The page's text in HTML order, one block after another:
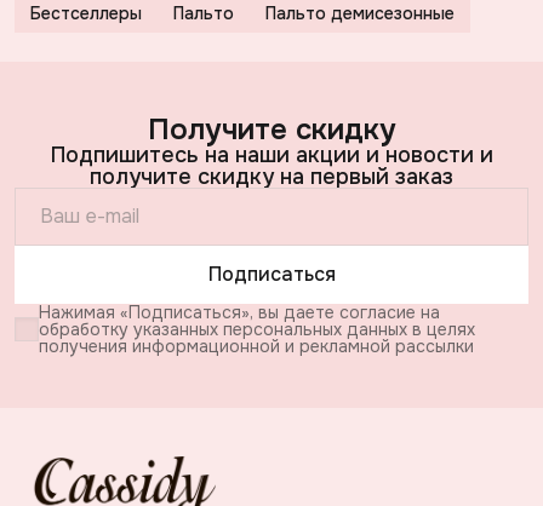
Бестселлеры Пальто Пальто демисезонные
Получите скидку
Подпишитесь на наши акции и новости и
получите скидку на первый заказ
Подписаться
Нажимая «Подписаться», вы даете согласие на
обработку указанных персональных данных в целях
получения информационной и рекламной рассылки